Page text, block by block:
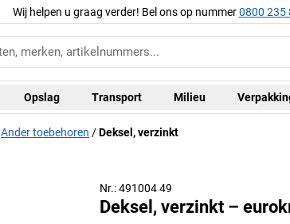
Wij helpen u graag verder! Bel ons op nummer0800 235
Opslag Transport Milieu
Ander toebehoren Deksel, verzinkt
Nr.: 491004 49
Deksel, verzinkt –